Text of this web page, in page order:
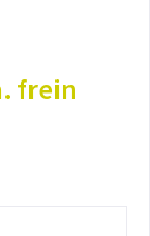
frein